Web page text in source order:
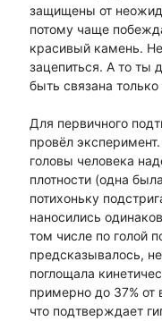
защищены от
потому чаще
красивый камень.
зацепиться. А то ты
быть связана
Для первичного
провёл
головы человека
плотности (одна
потихоньку
наносились
том числе по голой
предсказывалось,
поглощала
примерно до 37%
что подтверждает